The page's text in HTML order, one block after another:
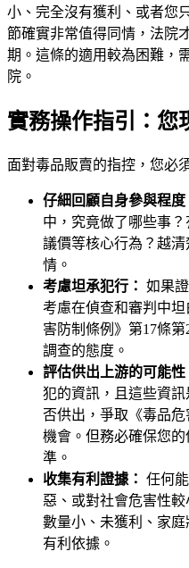
小、完全沒有獲利、或者您
節確實非常值得同情，法院
期。這條的適用較為困難，
院。
實務操作指引：您
面對毒品販賣的指控，您必
仔細回顧自身參與程度
中，究竟做了哪些事
議價等核心行為？越
情。
考慮坦承犯行： 如果
考慮在偵查和審判中
害防制條例》第17條
調查的態度。
評估供出上游的可能性
犯的資訊，且這些資
否供出，爭取《毒品
機會。但務必確保您
準。
收集有利證據： 任何
惡、或對社會危害性
數量小、未獲利、家
有利依據。